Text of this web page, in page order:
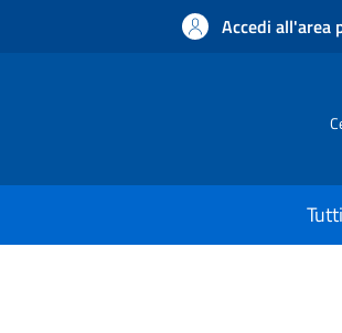
Accedi all'area